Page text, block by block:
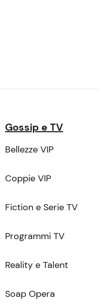
Gossip e TV
Bellezze VIP
Coppie VIP
Fiction e Serie TV
Programmi TV
Reality e Talent
Soap Opera